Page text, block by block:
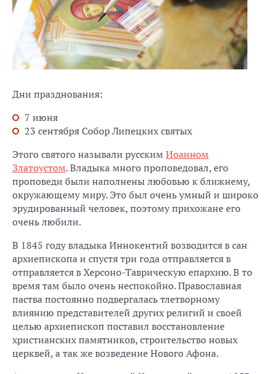
ОБРАТНЫЙ
Дни празднования:
7 июня
23 сентября Собор Липецких святых
Этого святого называли русским Иоанном
Златоустом. Владыка много проповедовал, его
проповеди были наполнены любовью к ближнему,
окружающему миру. Это был очень умный и широко
эрудированный человек, поэтому прихожане его
очень любили.
В 1845 году владыка Иннокентий возводится в сан
архиепископа и спустя три года отправляется в
отправляется в Херсоно-Таврическую епархию. В то
время там было очень неспокойно. Православная
паства постоянно подвергалась тлетворному
влиянию представителей других религий и своей
целью архиепископ поставил восстановление
христианских памятников, строительство новых
церквей, а так же возведение Нового Афона.